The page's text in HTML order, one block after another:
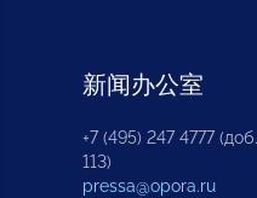
新闻办公室
+7 (495) 247 4777 (доб.
113)
pressa@opora.ru